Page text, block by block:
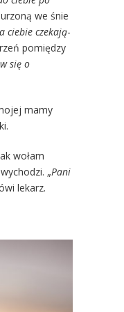
we śnie
ciebie czekają-
pomiędzy
się o
mamy
wołam
„Pani
lekarz.